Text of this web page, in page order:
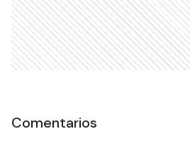
Comentarios